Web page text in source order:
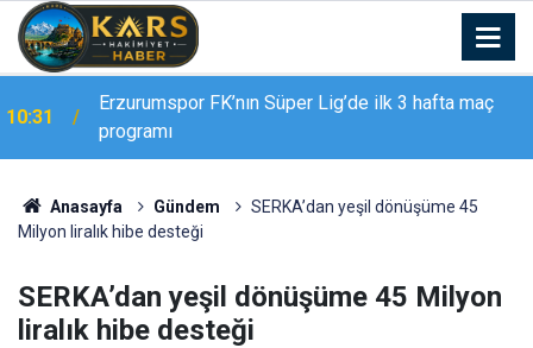
10:30
Malatya’da 2 yaşlının yolcu otobüsündeki ilginç
kavgası kamerada
Anasayfa Gündem
SERKA’dan yeşil dönüşüme 45
Milyon liralık hibe desteği
SERKA’dan yeşil dönüşüme 45 Milyon
liralık hibe desteği